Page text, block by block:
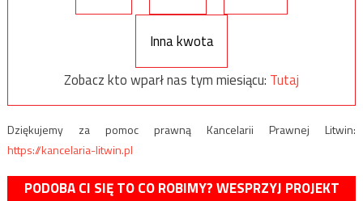
Inna kwota
Zobacz kto wparł nas tym miesiącu: Tutaj
Dziękujemy za pomoc prawną Kancelarii Prawnej Litwin:
https://kancelaria-litwin.pl
PODOBA CI SIĘ TO CO ROBIMY? WESPRZYJ PROJEKT